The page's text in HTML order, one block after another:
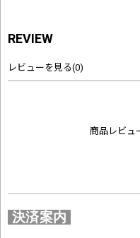
REVIEW
レビューを見る(0)
商品レビュ
決済案内